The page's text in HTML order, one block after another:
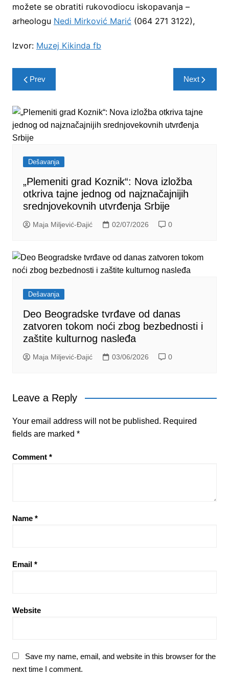
možete se obratiti rukovodiocu iskopavanja –
arheologu Nedi Mirković Marić (064 271 3122),
Izvor: Muzej Kikinda fb
Post
navigation
Prev Next
Dešavanja
„Plemeniti grad Koznik“: Nova izložba
otkriva tajne jednog od najznačajnijih
srednjovekovnih utvrđenja Srbije
Maja Miljević-Đajić 02/07/2026 0
Dešavanja
Deo Beogradske tvrđave od danas
zatvoren tokom noći zbog bezbednosti i
zaštite kulturnog nasleđa
Maja Miljević-Đajić 03/06/2026 0
Leave a Reply
Your email address will not be published. Required
fields are marked *
Comment *
Name *
Email *
Website
Save my name, email, and website in this browser for the
next time I comment.